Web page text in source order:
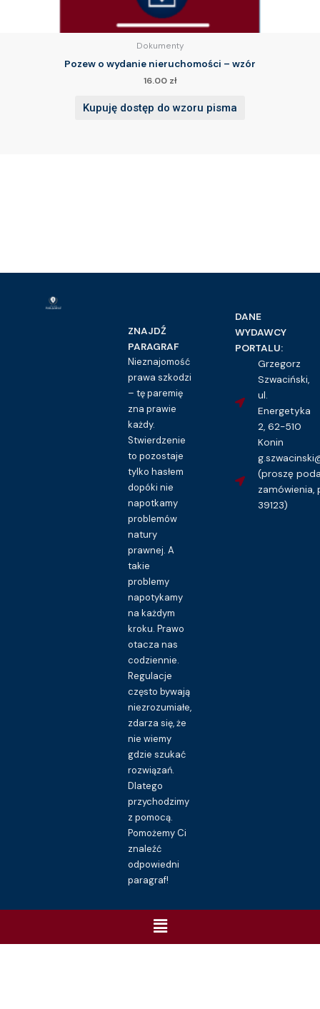
Dokumenty
Pozew o wydanie nieruchomości – wzór
16.00 zł
Kupuję dostęp do wzoru pisma
ZNAJDŹ
PARAGRAF
Nieznajomość
prawa szkodzi
– tę paremię
zna prawie
każdy.
Stwierdzenie
to pozostaje
tylko hasłem
dopóki nie
napotkamy
problemów
natury
prawnej. A
takie
problemy
napotykamy
na każdym
kroku. Prawo
otacza nas
codziennie.
Regulacje
często bywają
niezrozumiałe,
zdarza się, że
nie wiemy
gdzie szukać
rozwiązań.
Dlatego
przychodzimy
z pomocą.
Pomożemy Ci
znaleźć
odpowiedni
paragraf!
DANE
WYDAWCY
PORTALU:
Grzegorz
Szwaciński,
ul.
Energetyka
2, 62-510
Konin
(proszę
zamówienia,
39123)
Menu